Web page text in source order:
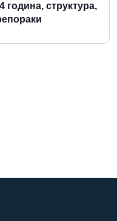
година, структура,